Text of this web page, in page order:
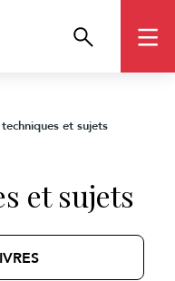
et sujets
et sujets